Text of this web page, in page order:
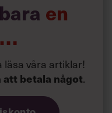
en
läsa våra artiklar!
att betala något.